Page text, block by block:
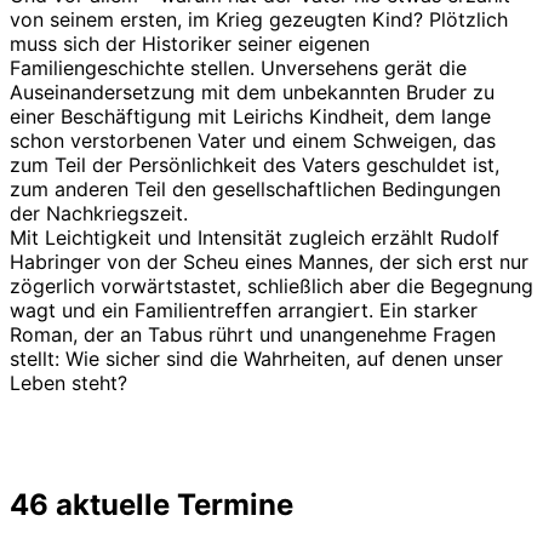
von seinem ersten, im Krieg gezeugten Kind? Plötzlich
muss sich der Historiker seiner eigenen
Familiengeschichte stellen. Unversehens gerät die
Auseinandersetzung mit dem unbekannten Bruder zu
einer Beschäftigung mit Leirichs Kindheit, dem lange
schon verstorbenen Vater und einem Schweigen, das
zum Teil der Persönlichkeit des Vaters geschuldet ist,
zum anderen Teil den gesellschaftlichen Bedingungen
der Nachkriegszeit.
Mit Leichtigkeit und Intensität zugleich erzählt Rudolf
Habringer von der Scheu eines Mannes, der sich erst nur
zögerlich vorwärtstastet, schließlich aber die Begegnung
wagt und ein Familientreffen arrangiert. Ein starker
Roman, der an Tabus rührt und unangenehme Fragen
stellt: Wie sicher sind die Wahrheiten, auf denen unser
Leben steht?
46 aktuelle Termine